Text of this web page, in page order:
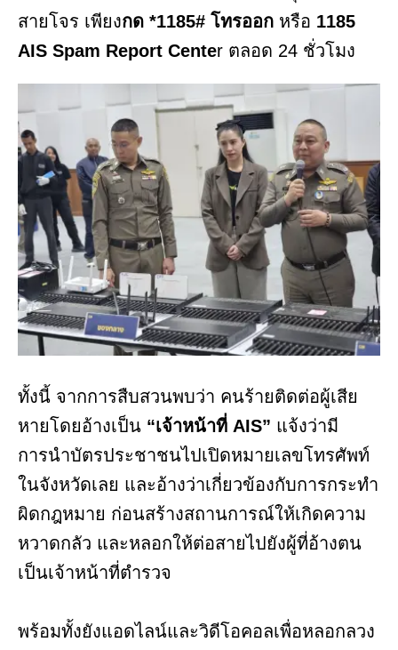
สายโจร เพียงกด *1185# โทรออก หรือ 1185
AIS Spam Report Center ตลอด 24 ชั่วโมง
ทั้งนี้ จากการสืบสวนพบว่า คนร้ายติดต่อผู้เสีย
หายโดยอ้างเป็น “เจ้าหน้าที่ AIS” แจ้งว่ามี
การนำบัตรประชาชนไปเปิดหมายเลขโทรศัพท์
ในจังหวัดเลย และอ้างว่าเกี่ยวข้องกับการกระทำ
ผิดกฎหมาย ก่อนสร้างสถานการณ์ให้เกิดความ
หวาดกลัว และหลอกให้ต่อสายไปยังผู้ที่อ้างตน
เป็นเจ้าหน้าที่ตำรวจ
พร้อมทั้งยังแอดไลน์และวิดีโอคอลเพื่อหลอกลวง